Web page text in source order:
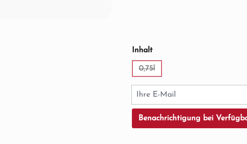
Inhaltauswählen
0,75l
Ihre E-Mail
Benachrichtigung bei